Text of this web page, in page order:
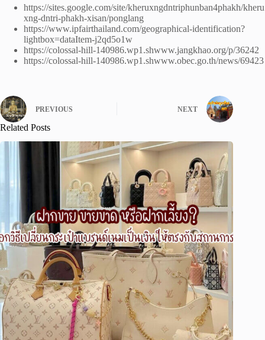
https://sites.google.com/site/kheruxngdntriphunban4phakh/kheru
xng-dntri-phakh-xisan/ponglang
https://www.ipfairthailand.com/geographical-identification?
lightbox=dataItem-j2qd5o1w
https://colossal-hill-140986.wp1.shwww.jangkhao.org/p/36242
https://colossal-hill-140986.wp1.shwww.obec.go.th/news/69423
PREVIOUS NEXT
Related Posts